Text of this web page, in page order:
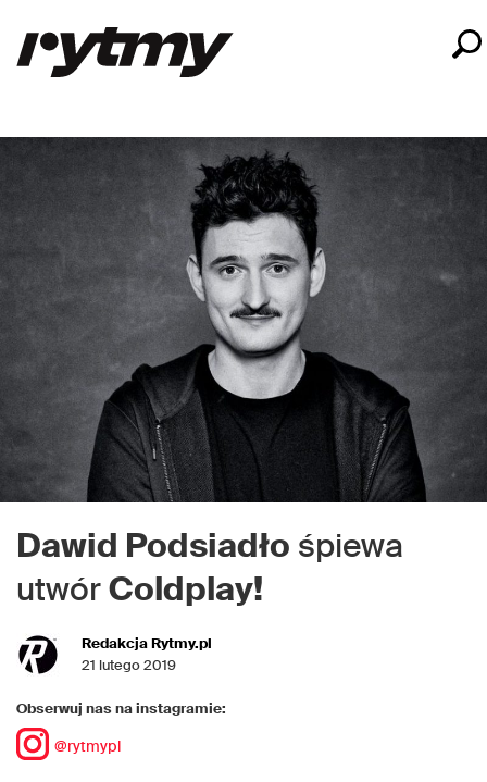
Dawid Podsiadło śpiewa
utwórColdplay!
Redakcja Rytmy.pl
21 lutego 2019
Obserwuj nas na instagramie:
@rytmypl